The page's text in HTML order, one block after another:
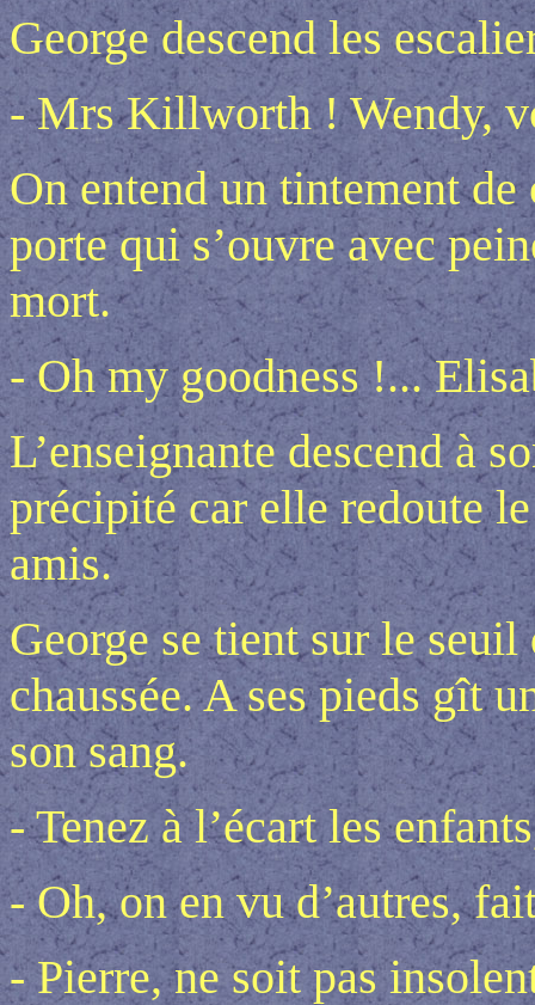
George descend les
- Mrs Killworth ! Wendy,
On entend un tintement
porte qui s’ouvre avec
mort.
- Oh my goodness !...
L’enseignante descend à
précipité car elle redoute
amis.
George se tient sur le
chaussée. A ses pieds gît
son sang.
- Tenez à l’écart les
- Oh, on en vu d’autres,
- Pierre, ne soit pas